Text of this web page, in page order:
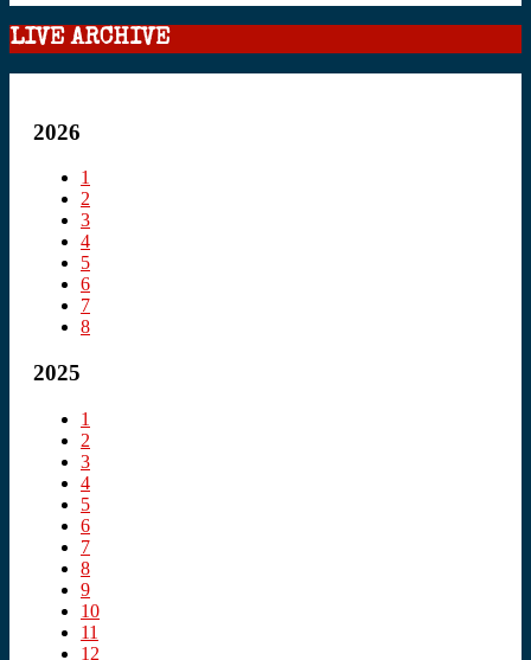
LIVE ARCHIVE
2026
1
2
3
4
5
6
7
8
2025
1
2
3
4
5
6
7
8
9
10
11
12